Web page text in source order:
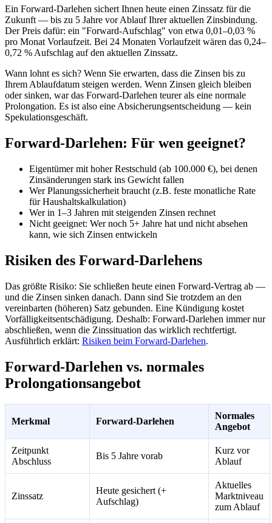
Ein Forward-Darlehen sichert Ihnen heute einen Zinssatz für die
Zukunft — bis zu 5 Jahre vor Ablauf Ihrer aktuellen Zinsbindung.
Der Preis dafür: ein "Forward-Aufschlag" von etwa 0,01–0,03 %
pro Monat Vorlaufzeit. Bei 24 Monaten Vorlaufzeit wären das 0,24–
0,72 % Aufschlag auf den aktuellen Zinssatz.
Wann lohnt es sich? Wenn Sie erwarten, dass die Zinsen bis zu
Ihrem Ablaufdatum steigen werden. Wenn Zinsen gleich bleiben
oder sinken, war das Forward-Darlehen teurer als eine normale
Prolongation. Es ist also eine Absicherungsentscheidung — kein
Spekulationsgeschäft.
Forward-Darlehen: Für wen geeignet?
Eigentümer mit hoher Restschuld (ab 100.000 €), bei denen
Zinsänderungen stark ins Gewicht fallen
Wer Planungssicherheit braucht (z.B. feste monatliche Rate
für Haushaltskalkulation)
Wer in 1–3 Jahren mit steigenden Zinsen rechnet
Nicht geeignet: Wer noch 5+ Jahre hat und nicht absehen
kann, wie sich Zinsen entwickeln
Risiken des Forward-Darlehens
Das größte Risiko: Sie schließen heute einen Forward-Vertrag ab —
und die Zinsen sinken danach. Dann sind Sie trotzdem an den
vereinbarten (höheren) Satz gebunden. Eine Kündigung kostet
Vorfälligkeitsentschädigung. Deshalb: Forward-Darlehen immer nur
abschließen, wenn die Zinssituation das wirklich rechtfertigt.
Ausführlich erklärt: Risiken beim Forward-Darlehen.
Forward-Darlehen vs. normales
Prolongationsangebot
Merkmal Forward-Darlehen
Normales
Angebot
Zeitpunkt
Abschluss
Bis 5 Jahre vorab
Kurz vor
Ablauf
Zinssatz
Heute gesichert (+
Aufschlag)
Aktuelles
Marktniveau
zum Ablauf